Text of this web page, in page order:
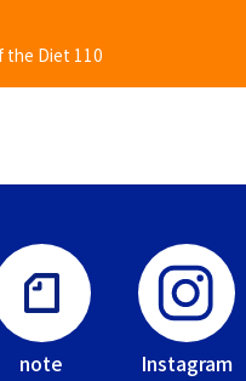
the Diet 110
note Instagram